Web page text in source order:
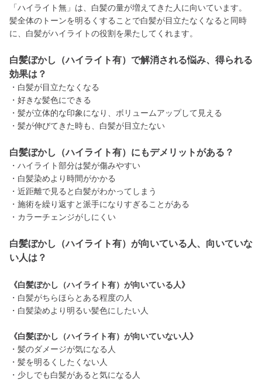
「ハイライト無」は、白髪の量が増えてきた人に向いています。
髪全体のトーンを明るくすることで白髪が目立たなくなると同時
に、白髪がハイライトの役割を果たしてくれます。
白髪ぼかし（ハイライト有）で解消される悩み、得られる
効果は？
・白髪が目立たなくなる
・好きな髪色にできる
・髪が立体的な印象になり、ボリュームアップして見える
・髪が伸びてきた時も、白髪が目立たない
白髪ぼかし（ハイライト有）にもデメリットがある？
・ハイライト部分は髪が傷みやすい
・白髪染めより時間がかかる
・近距離で見ると白髪がわかってしまう
・施術を繰り返すと派手になりすぎることがある
・カラーチェンジがしにくい
白髪ぼかし（ハイライト有）が向いている人、向いていな
い人は？
《白髪ぼかし（ハイライト有）が向いている人》
・白髪がちらほらとある程度の人
・白髪染めより明るい髪色にしたい人
《白髪ぼかし（ハイライト有）が向いていない人》
・髪のダメージが気になる人
・髪を明るくしたくない人
・少しでも白髪があると気になる人